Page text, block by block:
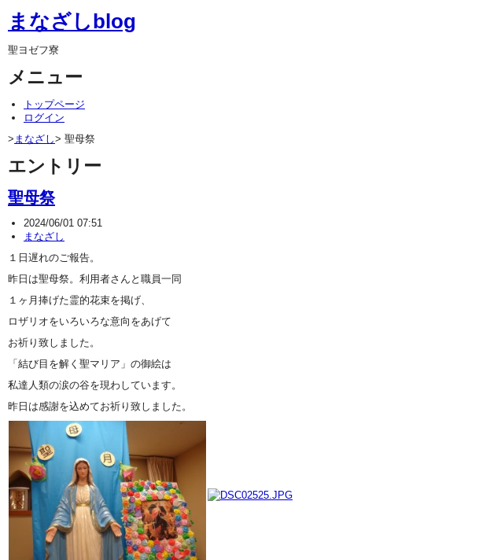
まなざしblog
聖ヨゼフ寮
メニュー
トップページ
ログイン
> まなざし> 聖母祭
エントリー
聖母祭
2024/06/01 07:51
まなざし
１日遅れのご報告。
昨日は聖母祭。利用者さんと職員一同
１ヶ月捧げた霊的花束を掲げ、
ロザリオをいろいろな意向をあげて
お祈り致しました。
「結び目を解く聖マリア」の御絵は
私達人類の涙の谷を現わしています。
昨日は感謝を込めてお祈り致しました。